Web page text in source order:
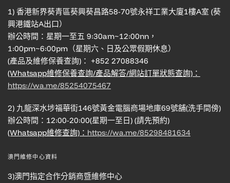
1) 香港新界葵青區葵興葵昌路58-70號永祥工業大廈1樓A室 (葵
興港鐵站A出口）
辦公時間：星期一至五 9:30am~12:00nn，
1:00pm~6:00pm（星期六、日及公眾假期休息）
(產品及維修保養查詢)： +852 27088346
(Whatsapp維修保養查詢/產品解答/網站訂單狀態查詢)：
https://wa.me/85254075467
2) 九龍深水埗福華街146號黃金電腦商場地庫69號舖(洗手間傍)
辦公時間：12:00-20:00(星期一至日) (請先預約)
(Whatsapp維修查詢)： https://wa.me/85298481634
澳門維修中心資料
3)澳門指定合作分銷商暨維修中心